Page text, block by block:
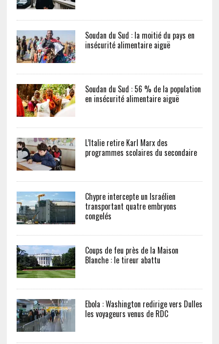
Soudan du Sud : la moitié du pays en
insécurité alimentaire aiguë
Soudan du Sud : 56 % de la population
en insécurité alimentaire aiguë
L’Italie retire Karl Marx des
programmes scolaires du secondaire
Chypre intercepte un Israélien
transportant quatre embryons
congelés
Coups de feu près de la Maison
Blanche : le tireur abattu
Ebola : Washington redirige vers Dulles
les voyageurs venus de RDC